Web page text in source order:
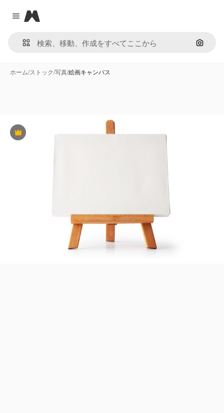
Close menu
Magnific
画像で
ホーム/ストック/写真/絵画キャンバス
Premium